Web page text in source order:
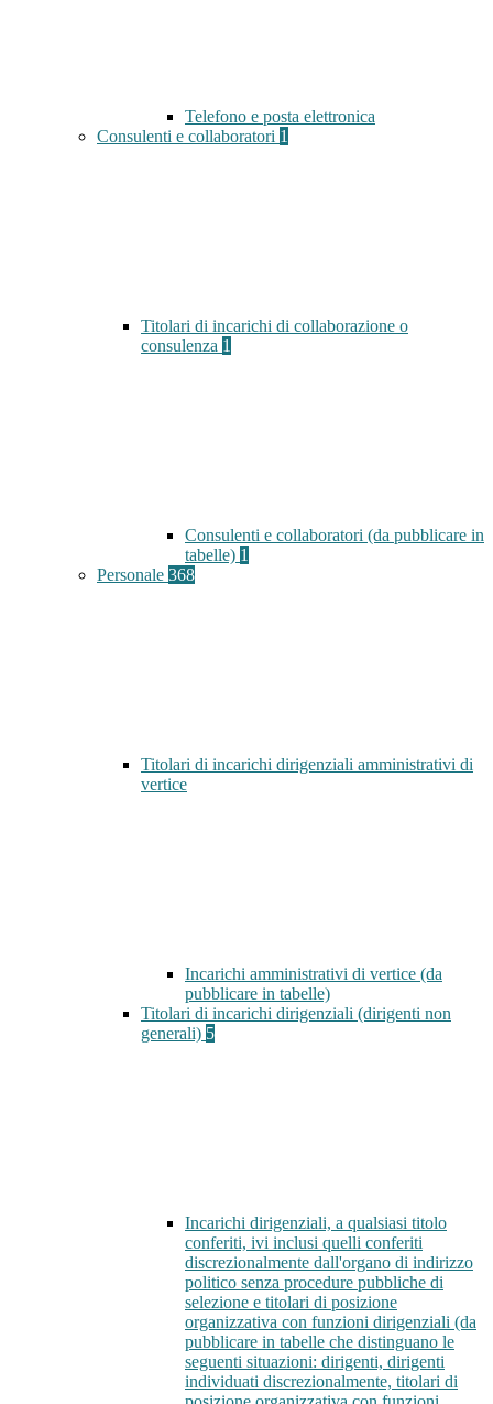
Telefono e posta elettronica
Consulenti e collaboratori 1
Titolari di incarichi di collaborazione o
consulenza 1
Consulenti e collaboratori (da pubblicare in
tabelle) 1
Personale 368
Titolari di incarichi dirigenziali amministrativi di
vertice
Incarichi amministrativi di vertice (da
pubblicare in tabelle)
Titolari di incarichi dirigenziali (dirigenti non
generali) 5
Incarichi dirigenziali, a qualsiasi titolo
conferiti, ivi inclusi quelli conferiti
discrezionalmente dall'organo di indirizzo
politico senza procedure pubbliche di
selezione e titolari di posizione
organizzativa con funzioni dirigenziali (da
pubblicare in tabelle che distinguano le
seguenti situazioni: dirigenti, dirigenti
individuati discrezionalmente, titolari di